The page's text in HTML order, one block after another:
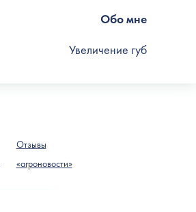
Обо мне
Увеличение губ
Отзывы
«агроновости»